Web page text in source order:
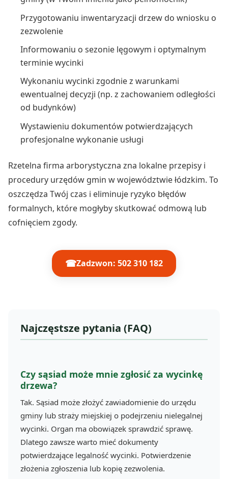
Przygotowaniu inwentaryzacji drzew do wniosku o
zezwolenie
Informowaniu o sezonie lęgowym i optymalnym
terminie wycinki
Wykonaniu wycinki zgodnie z warunkami
ewentualnej decyzji (np. z zachowaniem odległości
od budynków)
Wystawieniu dokumentów potwierdzających
profesjonalne wykonanie usługi
Rzetelna firma arborystyczna zna lokalne przepisy i
procedury urzędów gmin w województwie łódzkim. To
oszczędza Twój czas i eliminuje ryzyko błędów
formalnych, które mogłyby skutkować odmową lub
cofnięciem zgody.
☎Zadzwon: 502 310 182
Najczęstsze pytania (FAQ)
Czy sąsiad może mnie zgłosić za wycinkę
drzewa?
Tak. Sąsiad może złożyć zawiadomienie do urzędu
gminy lub straży miejskiej o podejrzeniu nielegalnej
wycinki. Organ ma obowiązek sprawdzić sprawę.
Dlatego zawsze warto mieć dokumenty
potwierdzające legalność wycinki. Potwierdzenie
złożenia zgłoszenia lub kopię zezwolenia.